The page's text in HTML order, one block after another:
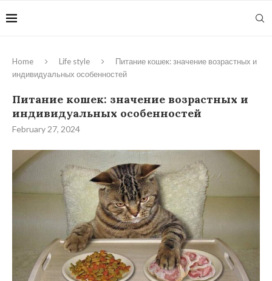
Home Life style
Питание кошек: значение возрастных и
индивидуальных особенностей
Питание кошек: значение возрастных и
индивидуальных особенностей
February 27, 2024